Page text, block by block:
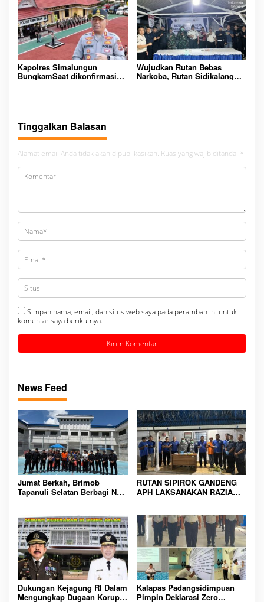
Kapolres Simalungun
BungkamSaat dikonfirmasi
Wujudkan Rutan Bebas
Narkoba, Rutan Sidikalang
Tinggalkan Balasan
Alamat email Anda tidak akan dipublikasikan. Ruas yang wajib ditandai *
Simpan nama, email, dan situs web saya pada peramban ini untuk
komentar saya berikutnya.
News Feed
Jumat Berkah, Brimob
Tapanuli Selatan Berbagi Nasi
RUTAN SIPIROK GANDENG
APH LAKSANAKAN RAZIA
LINGKUNGAN
PEMASYARAKATAN YANG
AMAN
Dukungan Kejagung RI Dalam
Mengungkap Dugaan Korupsi
Kalapas Padangsidimpuan
Pimpin Deklarasi Zero